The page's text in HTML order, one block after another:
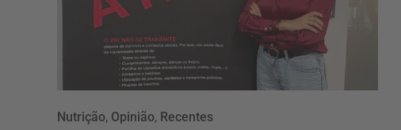
Nutrição, Opinião, Recentes